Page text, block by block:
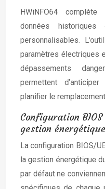
HWiNFO64
données
personnalisables.
paramètres électriques
dépassements
permettent
planifier le
Configuration
gestion
La configuration BIOS/
la gestion énergétique
par défaut ne